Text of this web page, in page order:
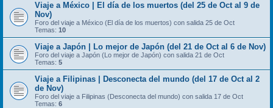
Viaje a México | El día de los muertos (del 25 de Oct al 9 de
Nov)
Foro del viaje a México (El día de los muertos) con salida 25 de Oct
Temas: 10
Viaje a Japón | Lo mejor de Japón (del 21 de Oct al 6 de Nov)
Foro del viaje a Japón (Lo mejor de Japón) con salida 21 de Oct
Temas: 5
Viaje a Filipinas | Desconecta del mundo (del 17 de Oct al 2
de Nov)
Foro del viaje a Filipinas (Desconecta del mundo) con salida 17 de Oct
Temas: 6